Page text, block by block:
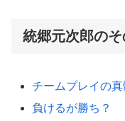
統郷元次郎の
チームプレイの真
負けるが勝ち？